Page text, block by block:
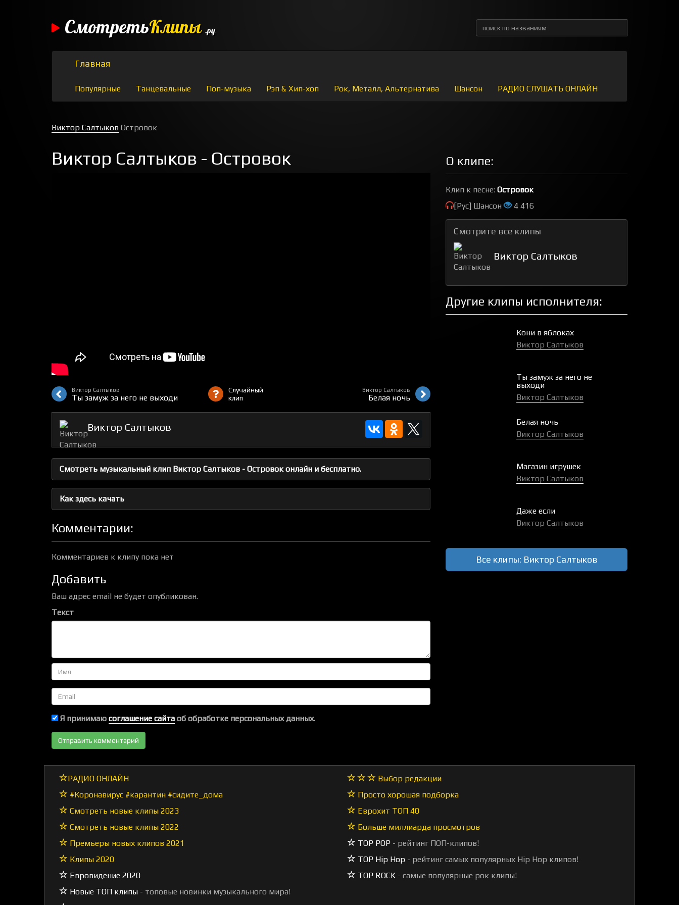
СмотретьКлипы .ру
Главная
Популярные Танцевальные Поп-музыка Рэп & Хип-хоп Рок, Металл, Альтернатива Шансон РАДИО СЛУШАТЬ ОНЛАЙН
Виктор Салтыков Островок
Виктор Салтыков - Островок
Виктор Салтыков
Ты замуж за него не выходи
Случайный
клип
Виктор Салтыков
Белая ночь
Виктор Салтыков
Смотреть музыкальный клип Виктор Салтыков - Островок онлайн и бесплатно.
Как здесь качать
Комментарии:
Комментариев к клипу пока нет
Добавить
Ваш адрес email не будет опубликован.
Текст
Имя
Email
Я принимаю соглашение сайта об обработке персональных данных.
О клипе:
Клип к песне: Островок
[Рус] Шансон
4 416
Смотрите все клипы
Виктор Салтыков
Другие клипы исполнителя:
Кони в яблоках
Виктор Салтыков
Ты замуж за него не
выходи
Виктор Салтыков
Белая ночь
Виктор Салтыков
Магазин игрушек
Виктор Салтыков
Даже если
Виктор Салтыков
Все клипы: Виктор Салтыков
РАДИО ОНЛАЙН
#Коронавирус #карантин #сидите_дома
Смотреть новые клипы 2023
Смотреть новые клипы 2022
Премьеры новых клипов 2021
Клипы 2020
Евровидение 2020
Новые ТОП клипы - топовые новинки музыкального мира!
Выбор редакции
Просто хорошая подборка
Еврохит ТОП 40
Больше миллиарда просмотров
TOP POP - рейтинг ПОП-клипов!
TOP Hip Hop - рейтинг самых популярных Hip Hop клипов!
TOP ROCK - самые популярные рок клипы!